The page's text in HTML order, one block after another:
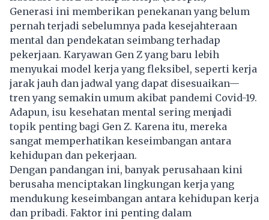
Generasi ini memberikan penekanan yang belum
pernah terjadi sebelumnya pada kesejahteraan
mental dan pendekatan seimbang terhadap
pekerjaan. Karyawan Gen Z yang baru lebih
menyukai model kerja yang fleksibel, seperti kerja
jarak jauh dan jadwal yang dapat disesuaikan—
tren yang semakin umum akibat pandemi Covid-19.
Adapun, isu kesehatan mental sering menjadi
topik penting bagi Gen Z. Karena itu, mereka
sangat memperhatikan keseimbangan antara
kehidupan dan pekerjaan.
Dengan pandangan ini, banyak perusahaan kini
berusaha menciptakan lingkungan kerja yang
mendukung keseimbangan antara kehidupan kerja
dan pribadi. Faktor ini penting dalam